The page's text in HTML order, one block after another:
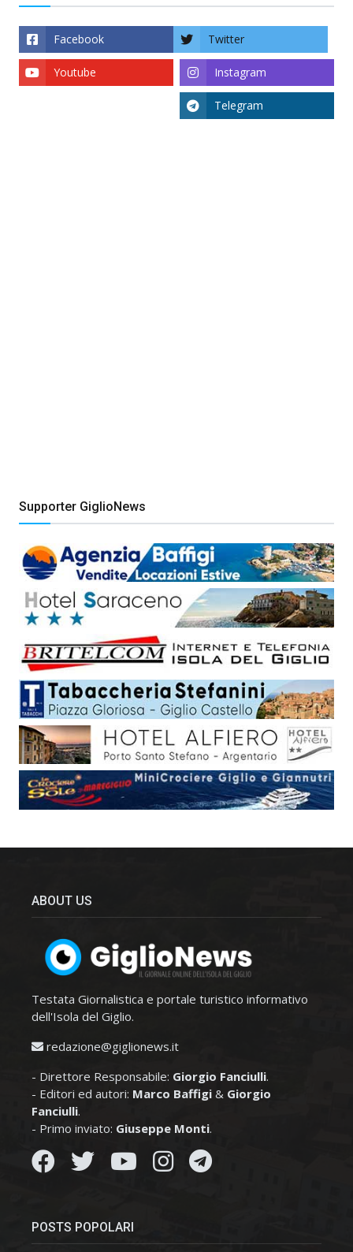
Facebook Twitter
Instagram
Youtube
Telegram
Supporter GiglioNews
ABOUT US
Testata Giornalistica e portale turistico informativo
dell'Isola del Giglio.
redazione@giglionews.it
- Direttore Responsabile: Giorgio Fanciulli.
- Editori ed autori: Marco Baffigi & Giorgio
Fanciulli.
- Primo inviato: Giuseppe Monti.
POSTS POPOLARI